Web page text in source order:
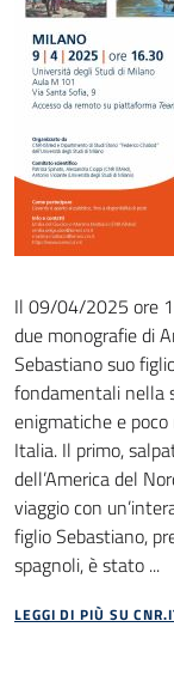
Il 09/04/2025 ore
due monografie di
Sebastiano suo
fondamentali nella
enigmatiche e
Italia. Il primo,
dell’America del
viaggio con
figlio Sebastiano,
spagnoli, è stato ...
LEGGI DI PIÙ SU